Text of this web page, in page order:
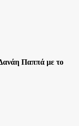
Παππά με το